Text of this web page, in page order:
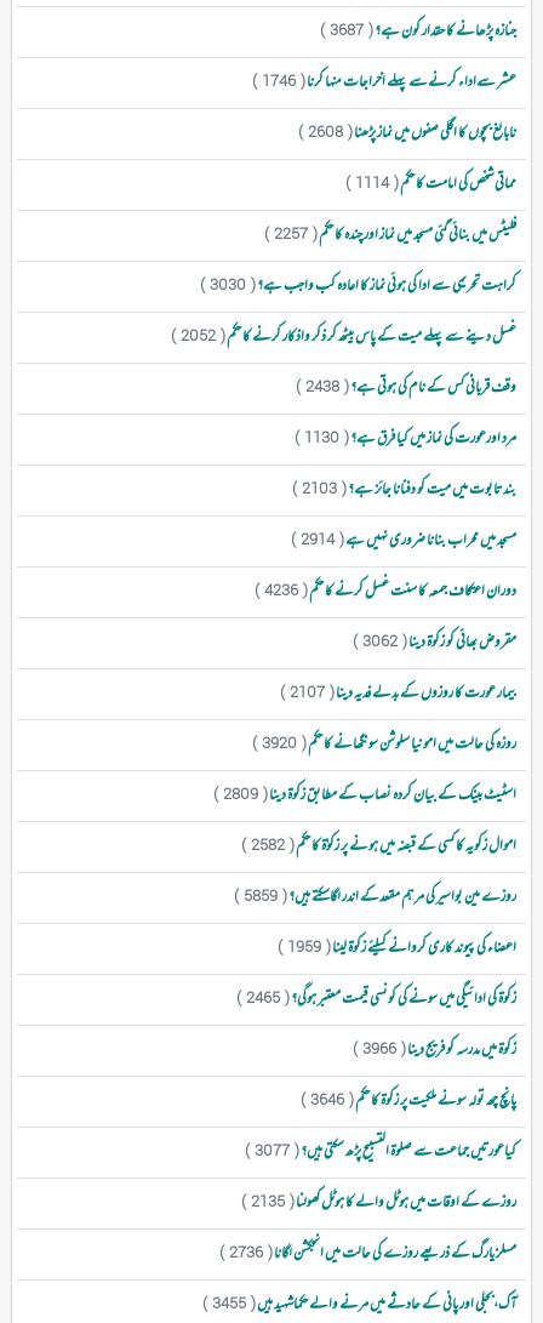
جنازہ پڑھانے کا حقدار کون ہے؟( 3687 )
عشر سےاداء کرنےسے پہلے اخراجات منہا کرنا( 1746 )
نابالغ بچوں کا اگلی صفوں میں نماز پڑھنا( 2608 )
مماتی شخص کی امامت کا حکم( 1114 )
فلیٹس میں بنائی گئی مسجد میں نماز اور چندہ کا حکم( 2257 )
کراہت تحریمی سے ادا کی ہوئی نماز کا اعادہ کب واجب ہے؟( 3030 )
غسل دینے سے پہلے میت کے پاس بیٹھ کر ذکر واذکار کرنے کا حکم( 2052 )
وقف قربانی کس کے نام کی ہوتی ہے؟( 2438 )
مرد اورعورت کی نماز میں کیا فرق ہے؟( 1130 )
بند تابوت میں میت کو دفنانا جائز ہے؟( 2103 )
مسجد میں محراب بنانا ضروری نہیں ہے( 2914 )
دوران اعتکاف جمعہ کا سنت غسل کرنے کا حکم( 4236 )
مقروض بھائی کو زکوۃ دینا( 3062 )
بیمار عورت کا روزوں کے بدلے فدیہ دینا( 2107 )
روزہ کی حالت میں امونیا سلوشن سونگھانے کا حکم( 3920 )
اسٹیٹ بینک کے بیان کردہ نصاب کے مطابق زکوۃ دینا( 2809 )
اموال زکویہ کا کسی کے قبضہ میں ہونے پر زکوٰۃ کا حکم( 2582 )
روزے مین بواسیر کی مرہم مقعدکے اندر لگاسکتے ہیں؟( 5859 )
اعضاء کی پیوند کاری کروانے کیلئے زکوۃ لینا( 1959 )
زکوۃ کی ادائیگی میں سونے کی کونسی قیمت معتبر ہوگی؟( 2465 )
زکوۃ میں مدرسہ کو فریج دینا( 3966 )
پانچ چھ تولہ سونے ملکیت پر زکوۃ کا حکم( 3646 )
کیاعورتیں جماعت سے صلوۃ التسبیح پڑھ سکتی ہیں؟( 3077 )
روزے کے اوقات میں ہوٹل والے کا ہوٹل کھولنا( 2135 )
مسلز یارگ کے ذریعے روزے کی حالت میں انجکشن لگانا( 2736 )
آک،بجلی اور پانی کے حادثے میں مرنے والے حکماشہید ہیں( 3455 )